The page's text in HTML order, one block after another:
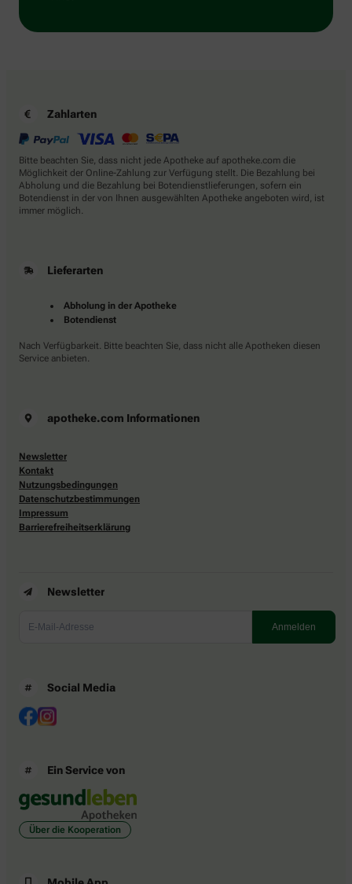
Zahlarten
Bitte beachten Sie, dass nicht jede Apotheke auf apotheke.com die
Möglichkeit der Online-Zahlung zur Verfügung stellt. Die Bezahlung bei
Abholung und die Bezahlung bei Botendienstlieferungen, sofern ein
Botendienst in der von Ihnen ausgewählten Apotheke angeboten wird, ist
immer möglich.
Lieferarten
Abholung in der Apotheke
Botendienst
Nach Verfügbarkeit. Bitte beachten Sie, dass nicht alle Apotheken diesen
Service anbieten.
apotheke.com Informationen
Newsletter
Kontakt
Nutzungsbedingungen
Datenschutzbestimmungen
Impressum
Barrierefreiheitserklärung
Newsletter
Social Media
Ein Service von
Über die Kooperation